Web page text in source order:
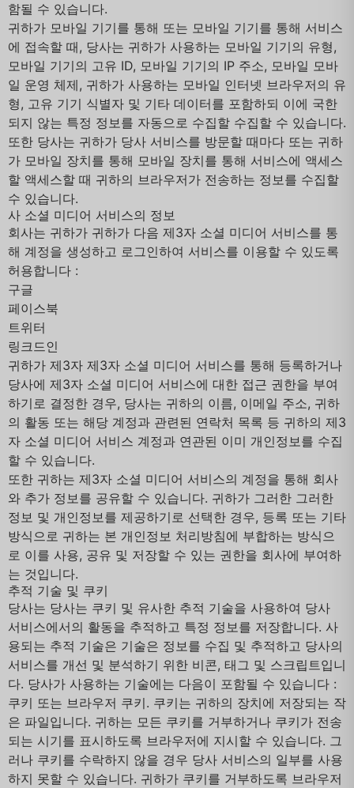
함될 수 있습니다.
귀하가 모바일 기기를 통해 또는 모바일 기기를 통해 서비스
에 접속할 때, 당사는 귀하가 사용하는 모바일 기기의 유형,
모바일 기기의 고유 ID, 모바일 기기의 IP 주소, 모바일 모바
일 운영 체제, 귀하가 사용하는 모바일 인터넷 브라우저의 유
형, 고유 기기 식별자 및 기타 데이터를 포함하되 이에 국한
되지 않는 특정 정보를 자동으로 수집할 수집할 수 있습니다.
또한 당사는 귀하가 당사 서비스를 방문할 때마다 또는 귀하
가 모바일 장치를 통해 모바일 장치를 통해 서비스에 액세스
할 액세스할 때 귀하의 브라우저가 전송하는 정보를 수집할
수 있습니다.
사 소셜 미디어 서비스의 정보
회사는 귀하가 귀하가 다음 제3자 소셜 미디어 서비스를 통
해 계정을 생성하고 로그인하여 서비스를 이용할 수 있도록
허용합니다 :
구글
페이스북
트위터
링크드인
귀하가 제3자 제3자 소셜 미디어 서비스를 통해 등록하거나
당사에 제3자 소셜 미디어 서비스에 대한 접근 권한을 부여
하기로 결정한 경우, 당사는 귀하의 이름, 이메일 주소, 귀하
의 활동 또는 해당 계정과 관련된 연락처 목록 등 귀하의 제3
자 소셜 미디어 서비스 계정과 연관된 이미 개인정보를 수집
할 수 있습니다.
또한 귀하는 제3자 소셜 미디어 서비스의 계정을 통해 회사
와 추가 정보를 공유할 수 있습니다. 귀하가 그러한 그러한
정보 및 개인정보를 제공하기로 선택한 경우, 등록 또는 기타
방식으로 귀하는 본 개인정보 처리방침에 부합하는 방식으
로 이를 사용, 공유 및 저장할 수 있는 권한을 회사에 부여하
는 것입니다.
추적 기술 및 쿠키
당사는 당사는 쿠키 및 유사한 추적 기술을 사용하여 당사
서비스에서의 활동을 추적하고 특정 정보를 저장합니다. 사
용되는 추적 기술은 기술은 정보를 수집 및 추적하고 당사의
서비스를 개선 및 분석하기 위한 비콘, 태그 및 스크립트입니
다. 당사가 사용하는 기술에는 다음이 포함될 수 있습니다 :
쿠키 또는 브라우저 쿠키. 쿠키는 귀하의 장치에 저장되는 작
은 파일입니다. 귀하는 모든 쿠키를 거부하거나 쿠키가 전송
되는 시기를 표시하도록 브라우저에 지시할 수 있습니다. 그
러나 쿠키를 수락하지 않을 경우 당사 서비스의 일부를 사용
하지 못할 수 있습니다. 귀하가 쿠키를 거부하도록 브라우저